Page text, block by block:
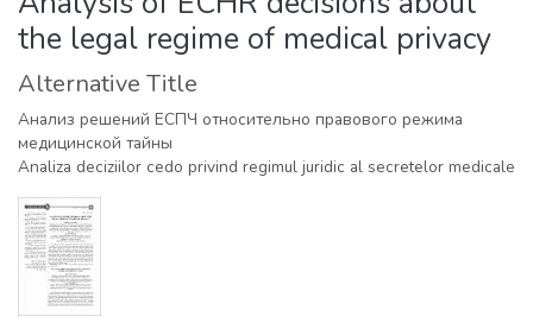
Statistics
the legal regime of medical privacy
Alternative Title
Анализ решений ЕСПЧ относительно правового режима
медицинской тайны
Analiza deciziilor cedo privind regimul juridic al secretelor medicale